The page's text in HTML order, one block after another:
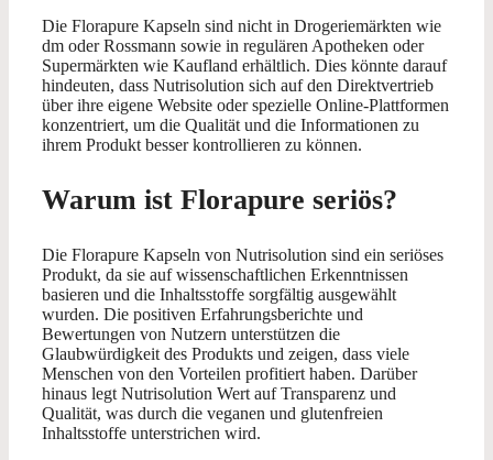
Die Florapure Kapseln sind nicht in Drogeriemärkten wie
dm oder Rossmann sowie in regulären Apotheken oder
Supermärkten wie Kaufland erhältlich. Dies könnte darauf
hindeuten, dass Nutrisolution sich auf den Direktvertrieb
über ihre eigene Website oder spezielle Online-Plattformen
konzentriert, um die Qualität und die Informationen zu
ihrem Produkt besser kontrollieren zu können.
Warum ist Florapure seriös?
Die Florapure Kapseln von Nutrisolution sind ein seriöses
Produkt, da sie auf wissenschaftlichen Erkenntnissen
basieren und die Inhaltsstoffe sorgfältig ausgewählt
wurden. Die positiven Erfahrungsberichte und
Bewertungen von Nutzern unterstützen die
Glaubwürdigkeit des Produkts und zeigen, dass viele
Menschen von den Vorteilen profitiert haben. Darüber
hinaus legt Nutrisolution Wert auf Transparenz und
Qualität, was durch die veganen und glutenfreien
Inhaltsstoffe unterstrichen wird.